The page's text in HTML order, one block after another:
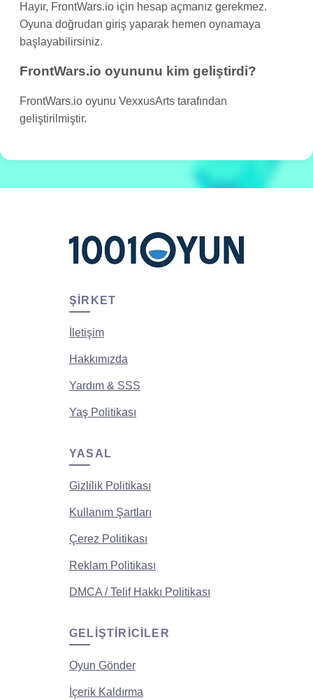
Hayır, FrontWars.io için hesap açmanız gerekmez.
Oyuna doğrudan giriş yaparak hemen oynamaya
başlayabilirsiniz.
FrontWars.io oyununu kim geliştirdi?
FrontWars.io oyunu VexxusArts tarafından
geliştirilmiştir.
ŞIRKET
İletişim
Hakkımızda
Yardım & SSS
Yaş Politikası
YASAL
Gizlilik Politikası
Kullanım Şartları
Çerez Politikası
Reklam Politikası
DMCA / Telif Hakkı Politikası
GELIŞTIRICILER
Oyun Gönder
İçerik Kaldırma